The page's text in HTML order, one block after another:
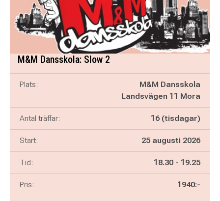
M&M Dansskola: Slow 2
Plats:
M&M Dansskola
Landsvägen 11 Mora
Antal träffar: 16 (tisdagar)
Start: 25 augusti 2026
Tid: Pågår mellan
18.30 - och
19.25
Pris: 1940:-